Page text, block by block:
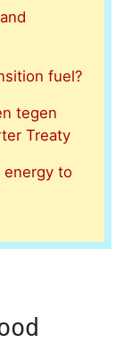
fuel?
tegen
Treaty
energy to